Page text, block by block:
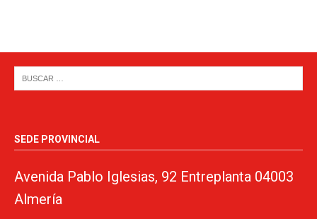
SEDE PROVINCIAL
Avenida Pablo Iglesias, 92 Entreplanta 04003
Almería